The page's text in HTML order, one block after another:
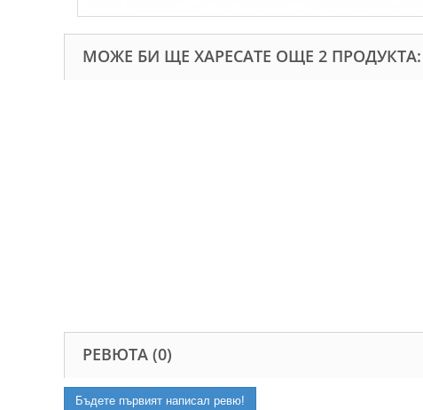
МОЖЕ БИ ЩЕ ХАРЕСАТЕ ОЩЕ 2 ПРОДУКТА:
РЕВЮТА (0)
Бъдете първият написал ревю!